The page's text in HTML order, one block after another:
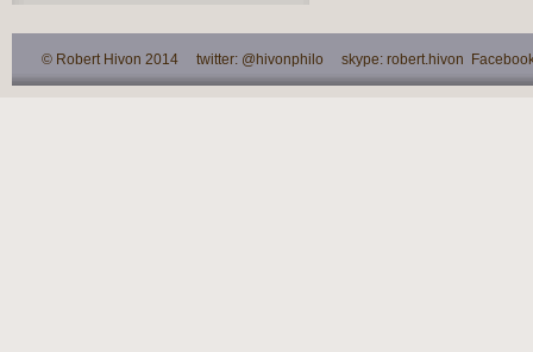
© Robert Hivon 2014 twitter: @hivonphilo skype: robert.hivon